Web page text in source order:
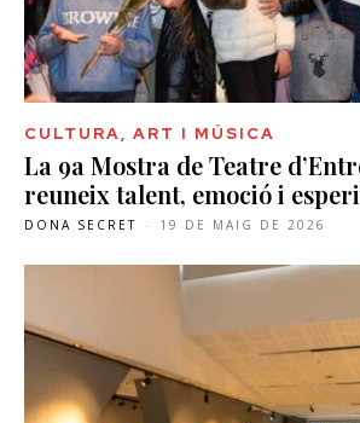
CULTURA, ART I MÚSICA
La 9a Mostra de Teatre
reuneix talent, emoció i
DONA SECRET - 19 DE MAIG DE 2026